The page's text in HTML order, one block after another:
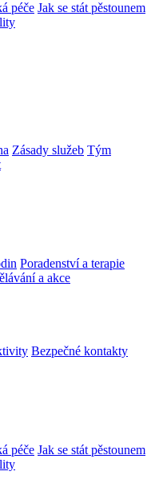
péče Jak se stát pěstounem
Zásady služeb Tým
Poradenství a terapie
a akce
Bezpečné kontakty
péče Jak se stát pěstounem